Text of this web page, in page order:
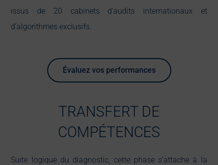
issus de 20 cabinets d’audits internationaux et
d’algorithmes exclusifs.
Évaluez vos performances
TRANSFERT DE
COMPÉTENCES
Suite logique du diagnostic, cette phase s’attache à la